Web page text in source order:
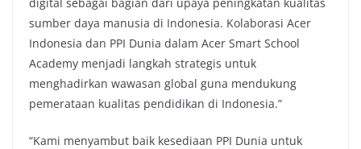
sumber daya manusia di Indonesia. Kolaborasi Acer
Indonesia dan PPI Dunia dalam Acer Smart School
Academy menjadi langkah strategis untuk
menghadirkan wawasan global guna mendukung
pemerataan kualitas pendidikan di Indonesia.”
“Kami menyambut baik kesediaan PPI Dunia untuk